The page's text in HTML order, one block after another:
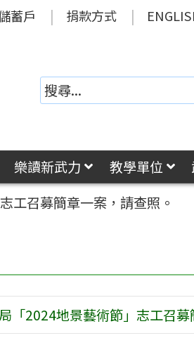
蓄戶 捐款方式
樂讀新武力 教學單位
工召募簡章一案，請查照。
「2024地景藝術節」志工召募